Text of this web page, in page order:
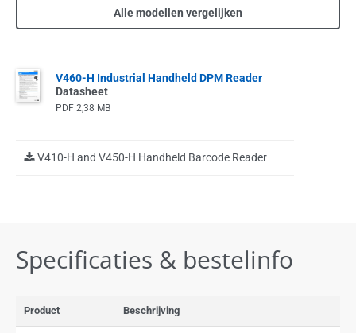
Alle modellen vergelijken
V460-H Industrial Handheld DPM Reader
Datasheet
PDF 2,38 MB
V410-H and V450-H Handheld Barcode Reader
Specificaties & bestelinfo
Product Beschrijving